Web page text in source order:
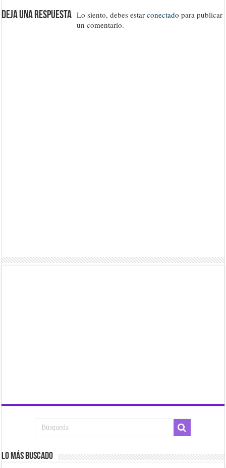
Deja una respuesta Lo siento, debes estarconectado para publicar
un comentario.
Lo más buscado